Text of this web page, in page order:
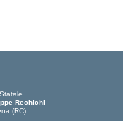
Rechichi
(RC)